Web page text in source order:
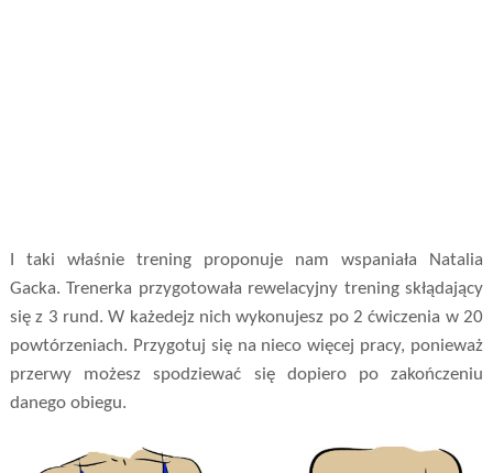
I taki właśnie trening proponuje nam wspaniała Natalia
Gacka. Trenerka przygotowała rewelacyjny trening skłądający
się z 3 rund. W każedejz nich wykonujesz po 2 ćwiczenia w 20
powtórzeniach. Przygotuj się na nieco więcej pracy, ponieważ
przerwy możesz spodziewać się dopiero po zakończeniu
danego obiegu.